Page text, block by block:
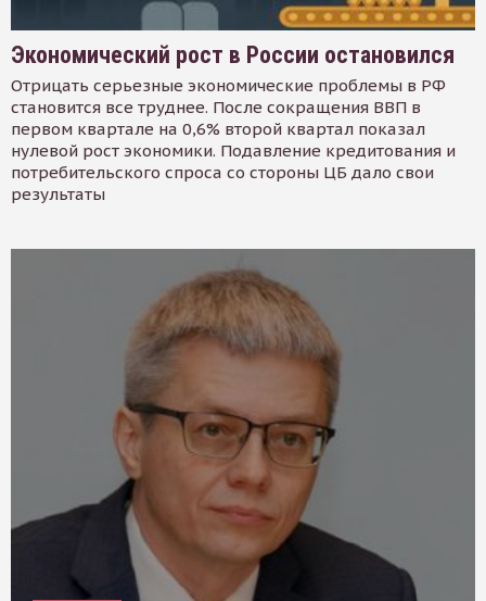
Экономический рост в России остановился
Отрицать серьезные экономические проблемы в РФ
становится все труднее. После сокращения ВВП в
первом квартале на 0,6% второй квартал показал
нулевой рост экономики. Подавление кредитования и
потребительского спроса со стороны ЦБ дало свои
результаты